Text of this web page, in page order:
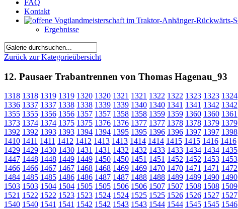
FAQ
Kontakt
Ergebnisse
Zurück zur Kategorieübersicht
12. Pausaer Trabantrennen von Thomas Hagenau_93
1318 1318 1319 1319 1320 1320 1321 1321 1322 1322 1323 1323 1324
1336 1337 1337 1338 1338 1339 1339 1340 1340 1341 1341 1342 1342
1355 1355 1356 1356 1357 1357 1358 1358 1359 1359 1360 1360 1361
1373 1374 1374 1375 1375 1376 1376 1377 1377 1378 1378 1379 1379
1392 1392 1393 1393 1394 1394 1395 1395 1396 1396 1397 1397 1398
1410 1411 1411 1412 1412 1413 1413 1414 1414 1415 1415 1416 1416
1429 1429 1430 1430 1431 1431 1432 1432 1433 1433 1434 1434 1435
1447 1448 1448 1449 1449 1450 1450 1451 1451 1452 1452 1453 1453
1466 1466 1467 1467 1468 1468 1469 1469 1470 1470 1471 1471 1472
1484 1485 1485 1486 1486 1487 1487 1488 1488 1489 1489 1490 1490
1503 1503 1504 1504 1505 1505 1506 1506 1507 1507 1508 1508 1509
1521 1522 1522 1523 1523 1524 1524 1525 1525 1526 1526 1527 1527
1540 1540 1541 1541 1542 1542 1543 1543 1544 1544 1545 1545 1546